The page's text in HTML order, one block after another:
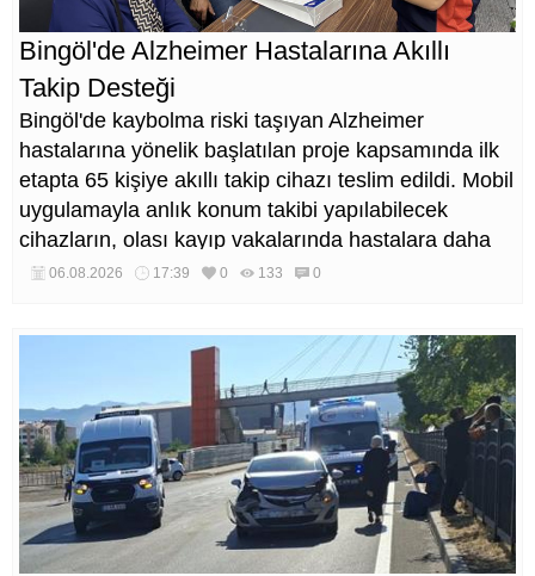
Bingöl'de Alzheimer Hastalarına Akıllı
Takip Desteği
Bingöl'de kaybolma riski taşıyan Alzheimer
hastalarına yönelik başlatılan proje kapsamında ilk
etapta 65 kişiye akıllı takip cihazı teslim edildi. Mobil
uygulamayla anlık konum takibi yapılabilecek
cihazların, olası kayıp vakalarında hastalara daha
kısa sürede ulaşılmasını sağlaması hedefleniyor.
06.08.2026 17:39 0 133 0